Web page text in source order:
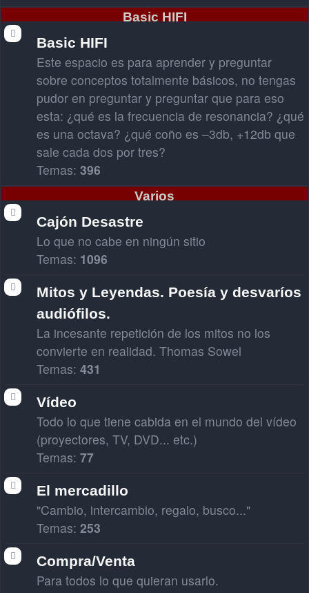
Basic HIFI
Basic HIFI
Este espacio es para aprender y preguntar
sobre conceptos totalmente básicos, no tengas
pudor en preguntar y preguntar que para eso
esta: ¿qué es la frecuencia de resonancia? ¿qué
es una octava? ¿qué coño es –3db, +12db que
sale cada dos por tres?
Temas: 396
Varios
Cajón Desastre
Lo que no cabe en ningún sitio
Temas: 1096
Mitos y Leyendas. Poesía y desvaríos
audiófilos.
La incesante repetición de los mitos no los
convierte en realidad. Thomas Sowel
Temas: 431
Vídeo
Todo lo que tiene cabida en el mundo del vídeo
(proyectores, TV, DVD... etc.)
Temas: 77
El mercadillo
"Cambio, intercambio, regalo, busco..."
Temas: 253
Compra/Venta
Para todos lo que quieran usarlo.